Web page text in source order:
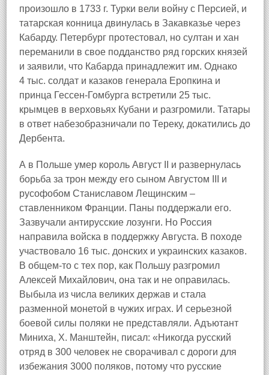
произошло в 1733 г. Турки вели войну с Персией, и
татарская конница двинулась в Закавказье через
Кабарду. Петербург протестовал, но султан и хан
переманили в свое подданство ряд горских князей
и заявили, что Кабарда принадлежит им. Однако
4 тыс. солдат и казаков генерала Еропкина и
принца Гессен-Гомбурга встретили 25 тыс.
крымцев в верховьях Кубани и разгромили. Татары
в ответ набезобразничали по Тереку, докатились до
Дербента.
А в Польше умер король Август II и развернулась
борьба за трон между его сыном Августом III и
русофобом Станиславом Лещинским –
ставленником Франции. Паны поддержали его.
Зазвучали антирусские лозунги. Но Россия
направила войска в поддержку Августа. В походе
участвовало 16 тыс. донских и украинских казаков.
В общем-то с тех пор, как Польшу разгромил
Алексей Михайлович, она так и не оправилась.
Выбыла из числа великих держав и стала
разменной монетой в чужих играх. И серьезной
боевой силы поляки не представляли. Адъютант
Миниха, Х. Манштейн, писал: «Никогда русский
отряд в 300 человек не сворачивал с дороги для
избежания 3000 поляков, потому что русские